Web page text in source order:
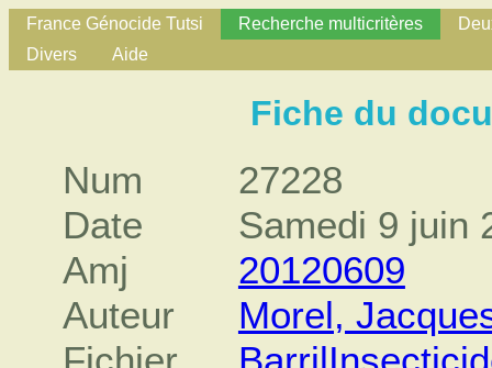
France Génocide Tutsi Recherche multicritères
Divers
Aide
Fiche du
Num
27228
Date
Samedi 9 juin
Amj
20120609
Auteur
Morel,